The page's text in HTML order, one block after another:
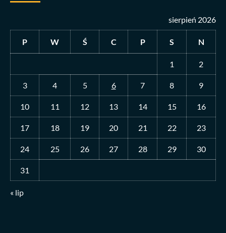
sierpień 2026
P W Ś C P S N
1 2
3 4 5 6 7 8 9
10 11 12 13 14 15 16
17 18 19 20 21 22 23
24 25 26 27 28 29 30
31
« lip